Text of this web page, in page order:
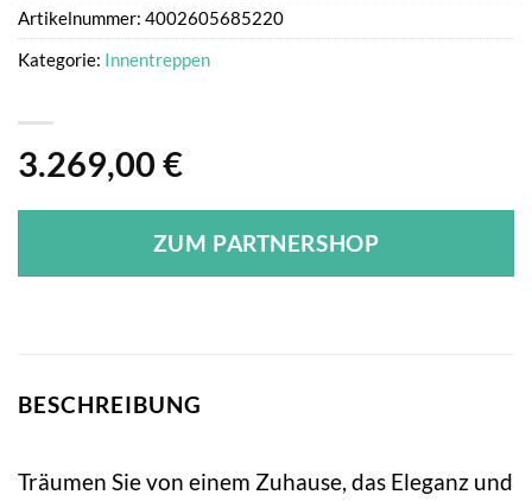
3.269,00 €
ZUM PARTNERSHOP
Artikelnummer: 4002605685220
Kategorie: Innentreppen
BESCHREIBUNG
Träumen Sie von einem Zuhause, das Eleganz und